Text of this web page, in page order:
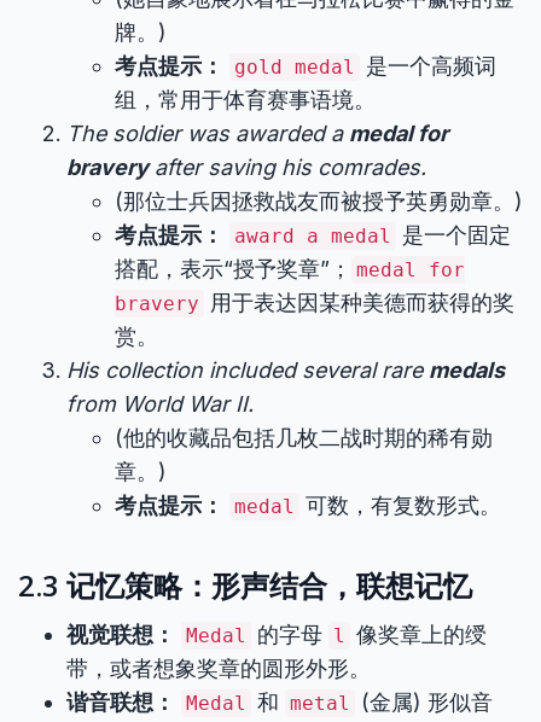
牌。)
考点提示：
gold medal
是一个高频词
组，常用于体育赛事语境。
The soldier was awarded a medal for
braveryafter saving his comrades.
(那位士兵因拯救战友而被授予英勇勋章。)
考点提示：
award a medal
是一个固定
搭配，表示“授予奖章”；
medal for
bravery
用于表达因某种美德而获得的奖
赏。
His collection included several rare medals
from World War II.
(他的收藏品包括几枚二战时期的稀有勋
章。)
考点提示：
medal 可数，有复数形式。
2.3 记忆策略：形声结合，联想记忆
视觉联想： Medal 的字母 l 像奖章上的绶
带，或者想象奖章的圆形外形。
谐音联想：
Medal 和 metal
(金属) 形似音